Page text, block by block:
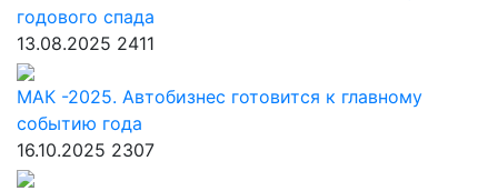
годового спада
13.08.2025 2411
МАК -2025. Автобизнес готовится к главному
событию года
16.10.2025 2307